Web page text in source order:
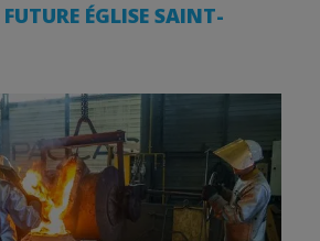
ÉGLISE SAINT-